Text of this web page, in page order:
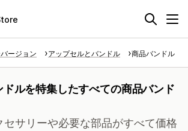
ージョン アップセルとバンドル 商品バンドル
ルを特集したすべての商品バンド
セサリーや必要な部品がすべて価格